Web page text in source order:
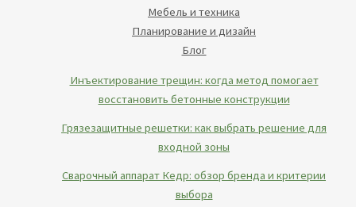
Мебель и техника
Планирование и дизайн
Блог
Инъектирование трещин: когда метод помогает
восстановить бетонные конструкции
Грязезащитные решетки: как выбрать решение для
входной зоны
Сварочный аппарат Кедр: обзор бренда и критерии
выбора